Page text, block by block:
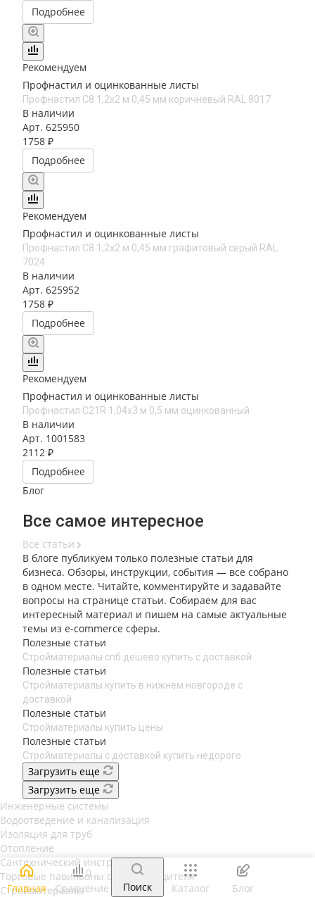
Подробнее
Рекомендуем
Профнастил и оцинкованные листы
Профнастил С8 1,2х2 м 0,45 мм коричневый RAL 8017
В наличии
Арт. 625950
1758 ₽
Подробнее
Рекомендуем
Профнастил и оцинкованные листы
Профнастил С8 1,2х2 м 0,45 мм графитовый серый RAL
7024
В наличии
Арт. 625952
1758 ₽
Подробнее
Рекомендуем
Профнастил и оцинкованные листы
Профнастил С21R 1,04х3 м 0,5 мм оцинкованный
В наличии
Арт. 1001583
2112 ₽
Подробнее
Блог
Все самое интересное
Все статьи
В блоге публикуем только полезные статьи для
бизнеса. Обзоры, инструкции, события — все собрано
в одном месте. Читайте, комментируйте и задавайте
вопросы на странице статьи. Собираем для вас
интересный материал и пишем на самые актуальные
темы из e-commerce сферы.
Полезные статьи
Стройматериалы спб дешево купить с доставкой
Полезные статьи
Стройматериалы купить в нижнем новгороде с
доставкой
Полезные статьи
Стройматериалы купить цены
Полезные статьи
Стройматериалы с доставкой купить недорого
Загрузить еще
Загрузить еще
Инженерные системы
Водоотведение и канализация
Изоляция для труб
Отопление
Сантехнический инструмент
Торговые павильоны от производителя
Стройматериалы
Главная
0
Сравнение
Поиск Каталог Блог